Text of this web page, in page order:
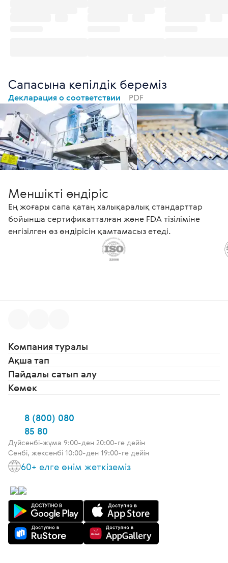
Сапасына кепілдік береміз
Декларация о соответствии PDF
Меншікті өндіріс
Ең жоғары сапа қатаң халықаралық стандарттар
бойынша сертификатталған және FDA тізіліміне
енгізілген өз өндірісін қамтамасыз етеді.
Компания туралы
Ақша тап
Пайдалы сатып алу
Көмек
8 (800) 080
85 80
Дүйсенбі-жұма 9:00-ден 20:00-ге дейін
Сенбі, жексенбі 10:00-ден 19:00-ге дейін
60+ елге өнім жеткіземіз